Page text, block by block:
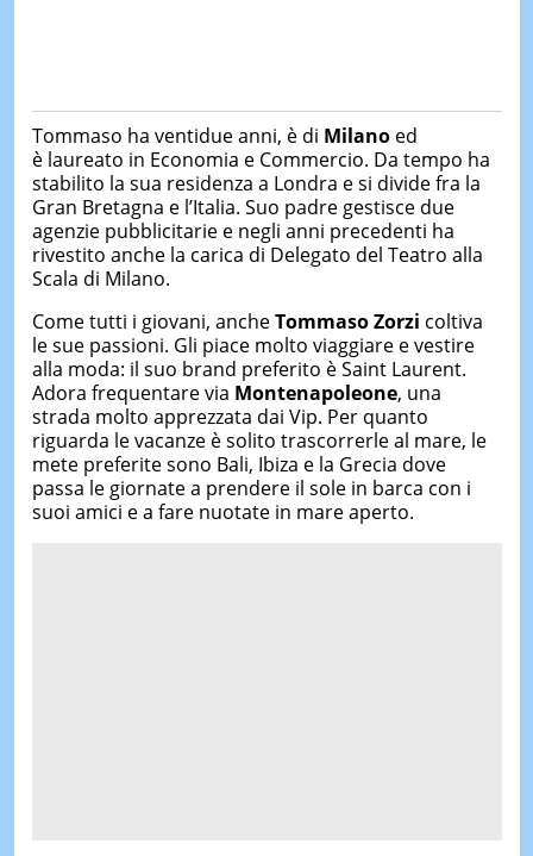
Tommaso ha ventidue anni, è di Milano ed
è laureato in Economia e Commercio. Da tempo ha
stabilito la sua residenza a Londra e si divide fra la
Gran Bretagna e l’Italia. Suo padre gestisce due
agenzie pubblicitarie e negli anni precedenti ha
rivestito anche la carica di Delegato del Teatro alla
Scala di Milano.
Come tutti i giovani, ancheTommaso Zorzi coltiva
le sue passioni. Gli piace molto viaggiare e vestire
alla moda: il suo brand preferito è Saint Laurent.
Adora frequentare via Montenapoleone, una
strada molto apprezzata dai Vip. Per quanto
riguarda le vacanze è solito trascorrerle al mare, le
mete preferite sono Bali, Ibiza e la Grecia dove
passa le giornate a prendere il sole in barca con i
suoi amici e a fare nuotate in mare aperto.